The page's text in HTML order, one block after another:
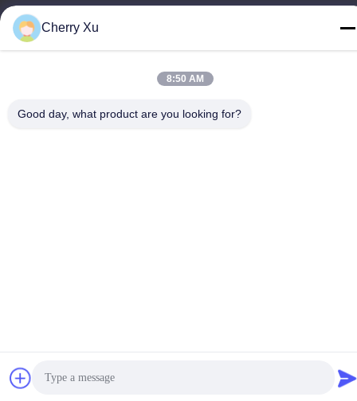
China Goede kwaliteit CNC-bewerking op maat Leverancier.
Cherry Xu
8:50 AM
Good day, what product are you looking for?